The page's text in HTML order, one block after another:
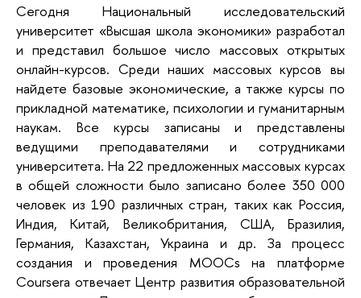
Сегодня Национальный исследовательский
университет «Высшая школа экономики» разработал
и представил большое число массовых открытых
онлайн-курсов. Среди наших массовых курсов вы
найдете базовые экономические, а также курсы по
прикладной математике, психологии и гуманитарным
наукам. Все курсы записаны и представлены
ведущими преподавателями и сотрудниками
университета. На 22 предложенных массовых курсах
в общей сложности было записано более 350 000
человек из 190 различных стран, таких как Россия,
Индия, Китай, Великобритания, США, Бразилия,
Германия, Казахстан, Украина и др. За процесс
создания и проведения MOOCs на платформе
Coursera отвечает Центр развития образовательной